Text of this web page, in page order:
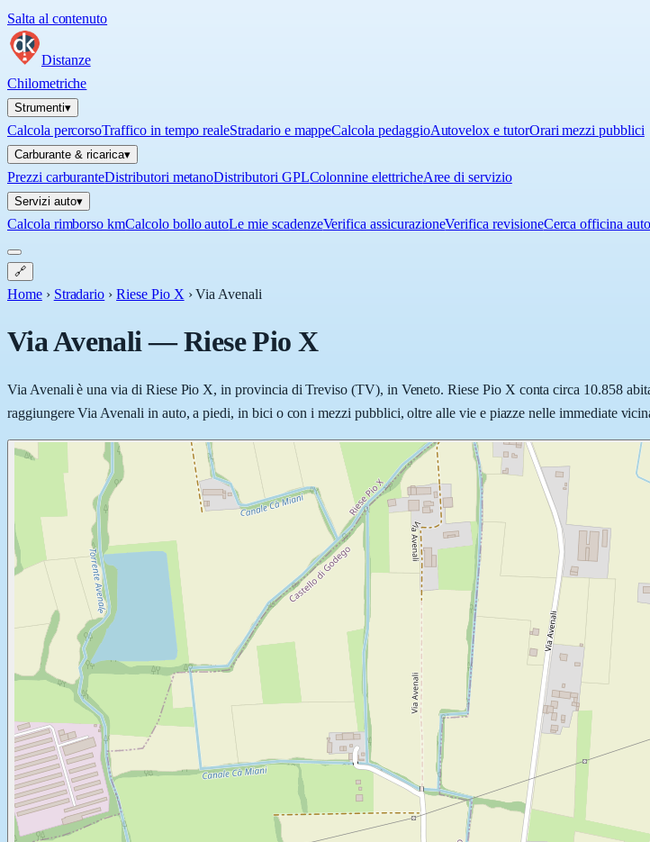
Salta al contenuto
Distanze
Chilometriche
Strumenti▾
Calcola percorsoTraffico in tempo realeStradario e mappeCalcola pedaggioAutovelox e tutorOrari mezzi pubblici
Carburante & ricarica▾
Prezzi carburanteDistributori metanoDistributori GPLColonnine elettricheAree di servizio
Servizi auto▾
Calcola rimborso kmCalcolo bollo autoLe mie scadenzeVerifica assicurazioneVerifica revisioneCerca officina
🔗
Home › Stradario › Riese Pio X ›Via Avenali
Via Avenali—Riese Pio X
Via Avenali è una via di Riese Pio X, in provincia di Treviso (TV), in Veneto. Riese Pio X conta circa 10.858
raggiungere Via Avenali in auto, a piedi, in bici o con i mezzi pubblici, oltre alle vie e piazze nelle immediate